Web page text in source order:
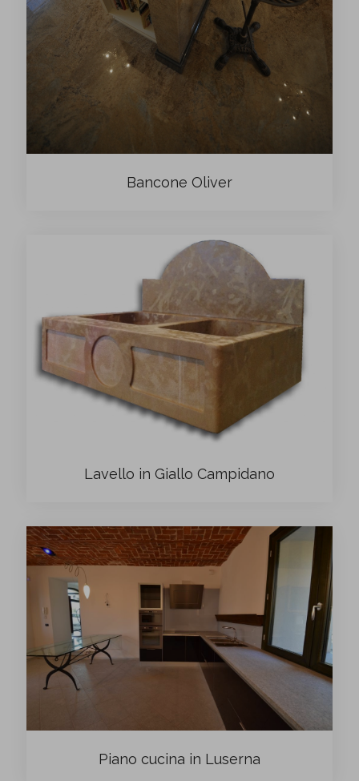
Bancone Oliver
Lavello in Giallo Campidano
Piano cucina in Luserna